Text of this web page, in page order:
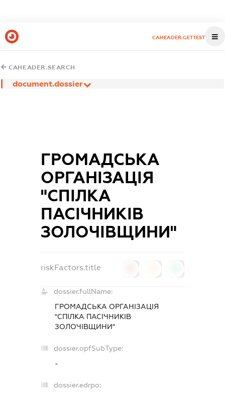
CAHEADER.GETTEST
CAHEADER.SEARCH
document.dossier
ГРОМАДСЬКА
ОРГАНІЗАЦІЯ
"СПІЛКА
ПАСІЧНИКІВ
ЗОЛОЧІВЩИНИ"
riskFactors.title
dossier.fullName:
ГРОМАДСЬКА ОРГАНІЗАЦІЯ
"СПІЛКА ПАСІЧНИКІВ
ЗОЛОЧІВЩИНИ"
dossier.opfSubType:
-
dossier.edrpo: